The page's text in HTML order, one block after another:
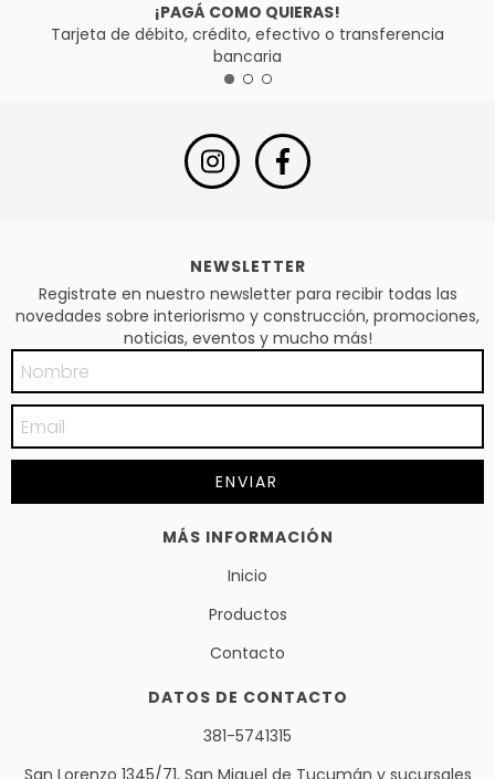
¡PAGÁ COMO QUIERAS!
Tarjeta de débito, crédito, efectivo o transferencia
bancaria
NEWSLETTER
Registrate en nuestro newsletter para recibir todas las
novedades sobre interiorismo y construcción, promociones,
noticias, eventos y mucho más!
MÁS INFORMACIÓN
Inicio
Productos
Contacto
DATOS DE CONTACTO
381-5741315